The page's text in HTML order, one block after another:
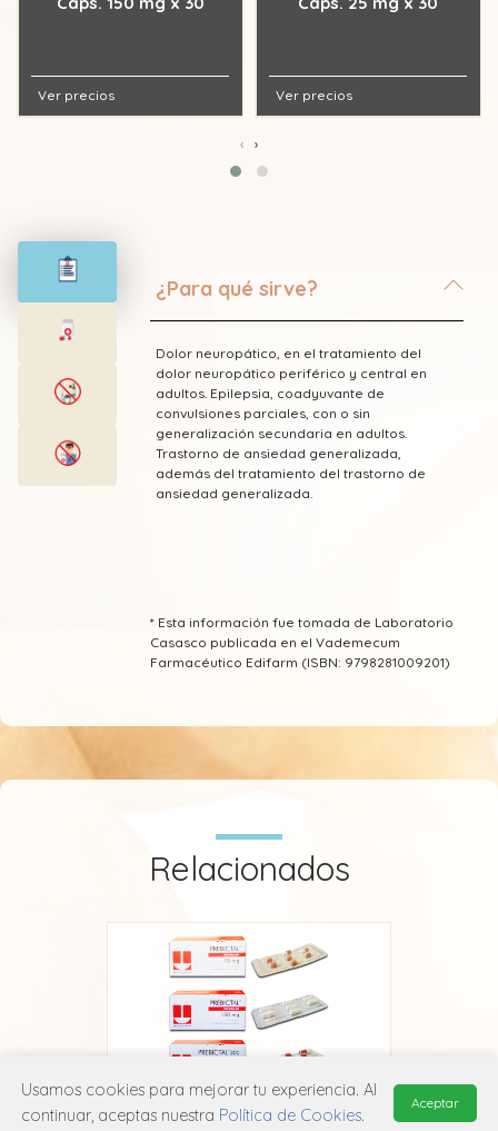
Ver precios Ver precios
‹ ›
¿Para qué sirve?
Dolor neuropático, en el tratamiento del
dolor neuropático periférico y central en
adultos. Epilepsia, coadyuvante de
convulsiones parciales, con o sin
generalización secundaria en adultos.
Trastorno de ansiedad generalizada,
además del tratamiento del trastorno de
ansiedad generalizada.
* Esta información fue tomada de Laboratorio
Casasco publicada en el Vademecum
Farmacéutico Edifarm (ISBN: 9798281009201)
Relacionados
Prebictal
Usamos cookies para mejorar tu experiencia. Al
continuar, aceptas nuestra Política de Cookies.
Aceptar